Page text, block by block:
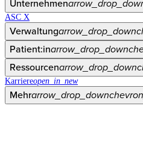
Unternehmen
ASC X
Verwaltungarrow_drop_down
Patient:inarrow_drop_down
Ressourcenarrow_drop_down
Karriereopen_in_new
Mehrarrow_drop_down